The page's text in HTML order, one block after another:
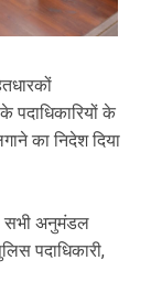
पदाधिकारियों के
का निदेश दिया
सभी अनुमंडल
पदाधिकारी,